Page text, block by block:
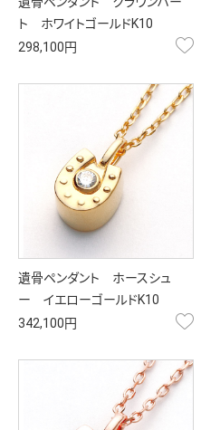
ト ホワイトゴールドK10
298,100円
遺骨ペンダント ホースシュ
ー イエローゴールドK10
342,100円